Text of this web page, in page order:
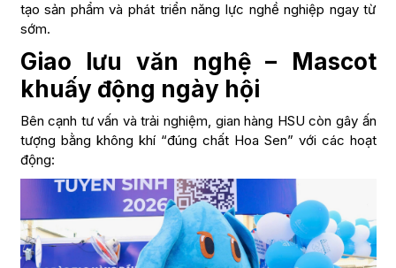
tạo sản phẩm và phát triển năng lực nghề nghiệp ngay từ
sớm.
Giao lưu văn nghệ – Mascot
khuấy động ngày hội
Bên cạnh tư vấn và trải nghiệm, gian hàng HSU còn gây ấn
tượng bằng không khí “đúng chất Hoa Sen” với các hoạt
động: